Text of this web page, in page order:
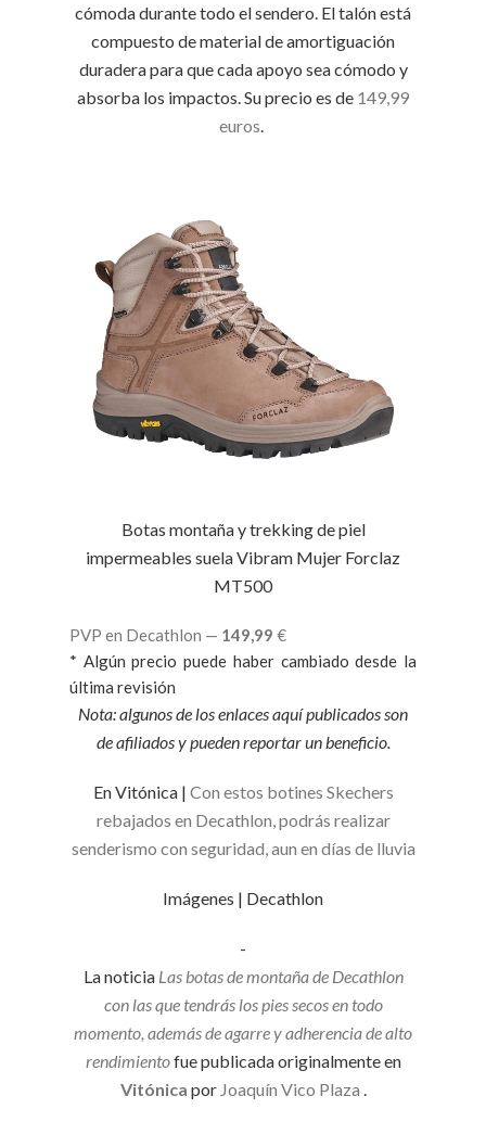
cómoda durante todo el sendero. El talón está
compuesto de material de amortiguación
duradera para que cada apoyo sea cómodo y
absorba los impactos. Su precio es de 149,99
euros
Botas montaña y trekking de piel
impermeables suela Vibram Mujer Forclaz
MT500
PVP en Decathlon — 149,99 €
* Algún precio puede haber cambiado desde la
última revisión
Nota: algunos de los enlaces aquí publicados son
de afiliados y pueden reportar un beneficio.
En Vitónica | Con estos botines Skechers
rebajados en Decathlon, podrás realizar
senderismo con seguridad, aun en días de lluvia
Imágenes | Decathlon
-
La noticia Las botas de montaña de Decathlon
con las que tendrás los pies secos en todo
momento, además de agarre y adherencia de alto
rendimientofue publicada originalmente en
Vitónica por Joaquín Vico Plaza